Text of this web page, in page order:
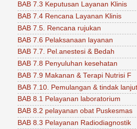
BAB 7.3 Keputusan Layanan Klinis
BAB 7.4 Rencana Layanan Klinis
BAB 7.5. Rencana rujukan
BAB 7.6 Pelaksanaan layanan
BAB 7.7. Pel.anestesi & Bedah
BAB 7.8 Penyuluhan kesehatan
BAB 7.9 Makanan & Terapi Nutrisi F
BAB 7.10. Pemulangan & tindak
BAB 8.1 Pelayanan laboratorium
BAB 8.2 pelayanan obat Puskesmas
BAB 8.3 Pelayanan Radiodiagnostik